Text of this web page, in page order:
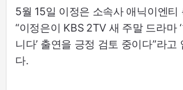
5월 15일 이정은 소속사 애닉이엔티
“이정은이 KBS 2TV 새 주말 드라마
니다’ 출연을 긍정 검토 중이다”라고
다.